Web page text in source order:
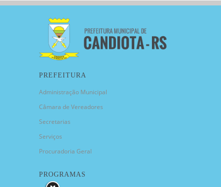
PREFEITURA
Administração Municipal
Câmara de Vereadores
Secretarias
Serviços
Procuradoria Geral
PROGRAMAS